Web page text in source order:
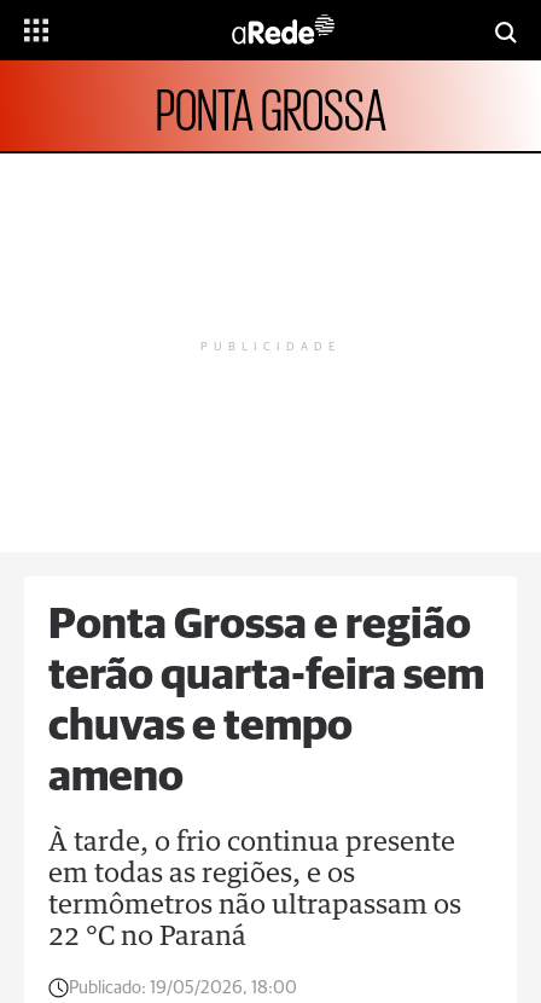
PONTA GROSSA
PUBLICIDADE
Ponta Grossa e região
terão quarta-feira sem
chuvas e tempo
ameno
À tarde, o frio continua presente
em todas as regiões, e os
termômetros não ultrapassam os
22 °C no Paraná
Publicado: 19/05/2026, 18:00